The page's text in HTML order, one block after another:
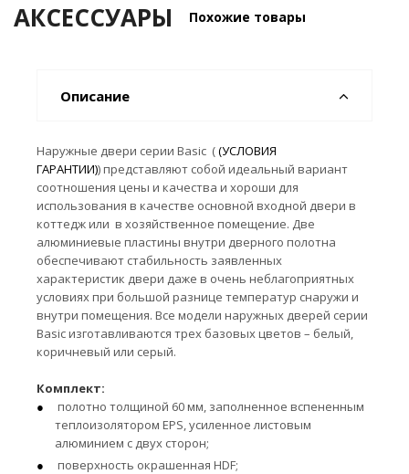
АКСЕССУАРЫ Похожие товары
Описание
Наружные двери серии Basic ((УСЛОВИЯ
ГАРАНТИИ)) представляют собой идеальный вариант
соотношения цены и качества и хороши для
использования в качестве основной входной двери в
коттедж или в хозяйственное помещение. Две
алюминиевые пластины внутри дверного полотна
обеспечивают стабильность заявленных
характеристик двери даже в очень неблагоприятных
условиях при большой разнице температур снаружи и
внутри помещения. Все модели наружных дверей серии
Basic изготавливаются трех базовых цветов – белый,
коричневый или серый.
Комплект:
полотно толщиной 60 мм, заполненное вспененным
теплоизолятором EPS, усиленное листовым
алюминием с двух сторон;
поверхность окрашенная HDF;